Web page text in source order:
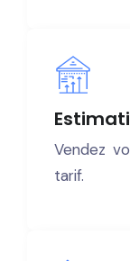
Vendez
tarif.